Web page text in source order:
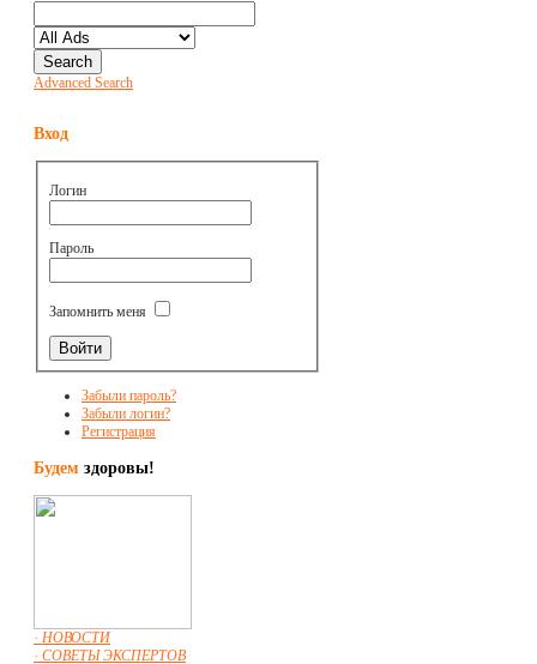
Advanced Search
Вход
Логин
Пароль
Запомнить меня
Забыли пароль?
Забыли логин?
Регистрация
Будем здоровы!
· НОВОСТИ
· СОВЕТЫ ЭКСПЕРТОВ